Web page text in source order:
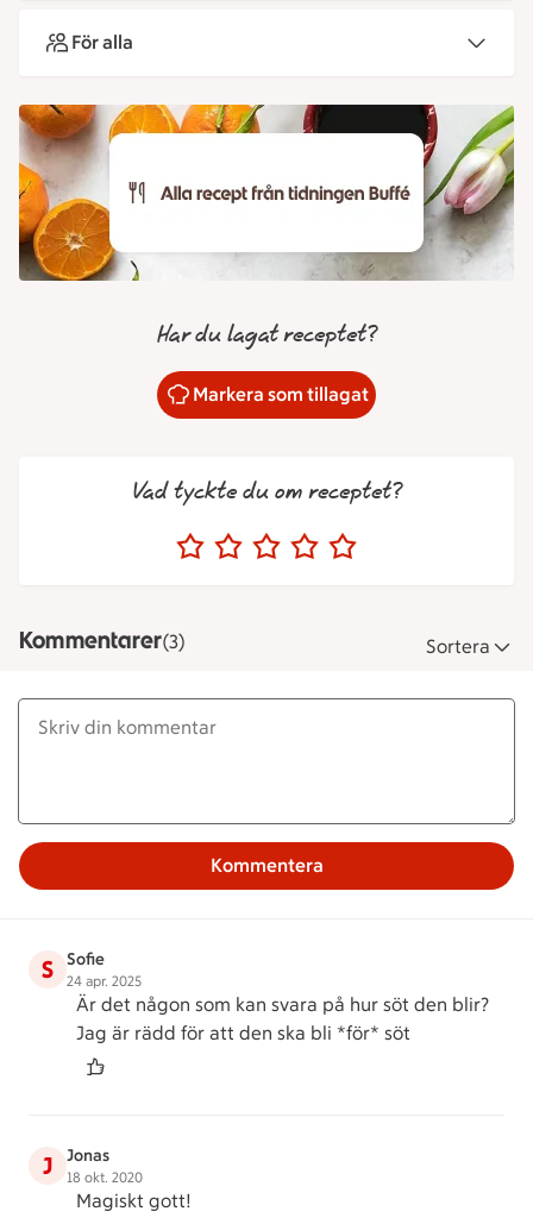
För alla
Har du lagat receptet?
Markera som tillagat
Vad tyckte du om receptet?
Kommentarer(3) Sortera
Kommentera
S Sofie
24 apr. 2025
Är det någon som kan svara på hur söt den blir?
Jag är rädd för att den ska bli *för* söt
J Jonas
18 okt. 2020
Magiskt gott!